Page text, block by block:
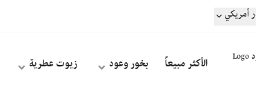
أمريكي
الأكثر مبيعاً بخور وعود زيوت عطرية